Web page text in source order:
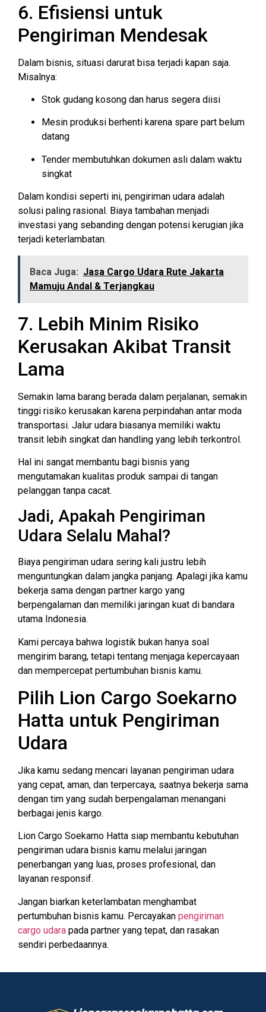
6. Efisiensi untuk
Pengiriman Mendesak
Dalam bisnis, situasi darurat bisa terjadi kapan saja.
Misalnya:
Stok gudang kosong dan harus segera diisi
Mesin produksi berhenti karena spare part belum
datang
Tender membutuhkan dokumen asli dalam waktu
singkat
Dalam kondisi seperti ini, pengiriman udara adalah
solusi paling rasional. Biaya tambahan menjadi
investasi yang sebanding dengan potensi kerugian jika
terjadi keterlambatan.
Baca Juga: Jasa Cargo Udara Rute Jakarta
Mamuju Andal & Terjangkau
7. Lebih Minim Risiko
Kerusakan Akibat Transit
Lama
Semakin lama barang berada dalam perjalanan, semakin
tinggi risiko kerusakan karena perpindahan antar moda
transportasi. Jalur udara biasanya memiliki waktu
transit lebih singkat dan handling yang lebih terkontrol.
Hal ini sangat membantu bagi bisnis yang
mengutamakan kualitas produk sampai di tangan
pelanggan tanpa cacat.
Jadi, Apakah Pengiriman
Udara Selalu Mahal?
Biaya pengiriman udara sering kali justru lebih
menguntungkan dalam jangka panjang. Apalagi jika kamu
bekerja sama dengan partner kargo yang
berpengalaman dan memiliki jaringan kuat di bandara
utama Indonesia.
Kami percaya bahwa logistik bukan hanya soal
mengirim barang, tetapi tentang menjaga kepercayaan
dan mempercepat pertumbuhan bisnis kamu.
Pilih Lion Cargo Soekarno
Hatta untuk Pengiriman
Udara
Jika kamu sedang mencari layanan pengiriman udara
yang cepat, aman, dan terpercaya, saatnya bekerja sama
dengan tim yang sudah berpengalaman menangani
berbagai jenis kargo.
Lion Cargo Soekarno Hatta siap membantu kebutuhan
pengiriman udara bisnis kamu melalui jaringan
penerbangan yang luas, proses profesional, dan
layanan responsif.
Jangan biarkan keterlambatan menghambat
pertumbuhan bisnis kamu. Percayakan pengiriman
cargo udara pada partner yang tepat, dan rasakan
sendiri perbedaannya.